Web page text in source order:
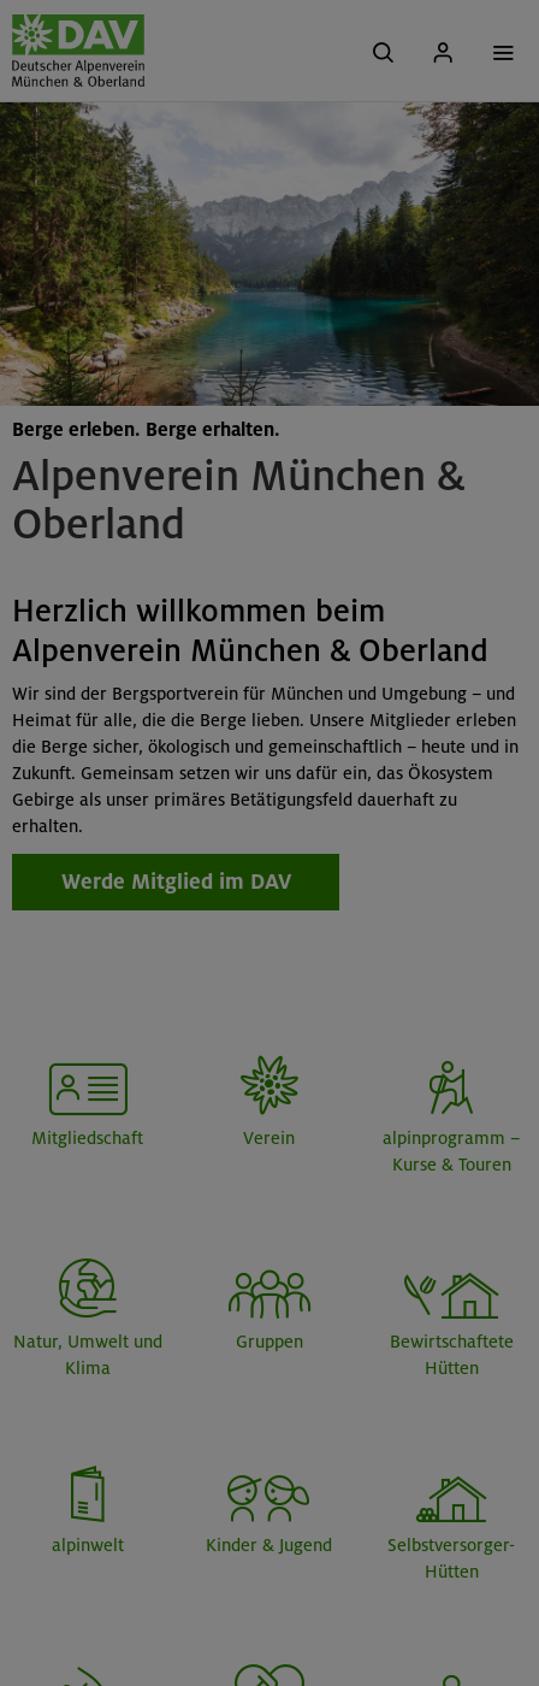
Alpenverein München &
Oberland
Berge erleben. Berge erhalten.
Herzlich willkommen beim
Alpenverein München & Oberland
Wir sind der Bergsportverein für München und Umgebung – und
Heimat für alle, die die Berge lieben. Unsere Mitglieder erleben
die Berge sicher, ökologisch und gemeinschaftlich – heute und in
Zukunft. Gemeinsam setzen wir uns dafür ein, das Ökosystem
Gebirge als unser primäres Betätigungsfeld dauerhaft zu
erhalten.
Werde Mitglied im DAV
Mitgliedschaft Verein
alpinprogramm –
Kurse & Touren
Natur, Umwelt und
Klima
Gruppen
Bewirtschaftete
Hütten
alpinwelt Kinder & Jugend
Selbstversorger-
Hütten